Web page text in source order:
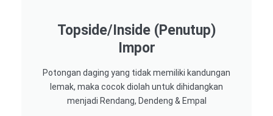
Topside/Inside (Penutup)
Impor​
Potongan daging yang tidak memiliki kandungan
lemak, maka cocok diolah untuk dihidangkan
menjadi Rendang, Dendeng & Empal